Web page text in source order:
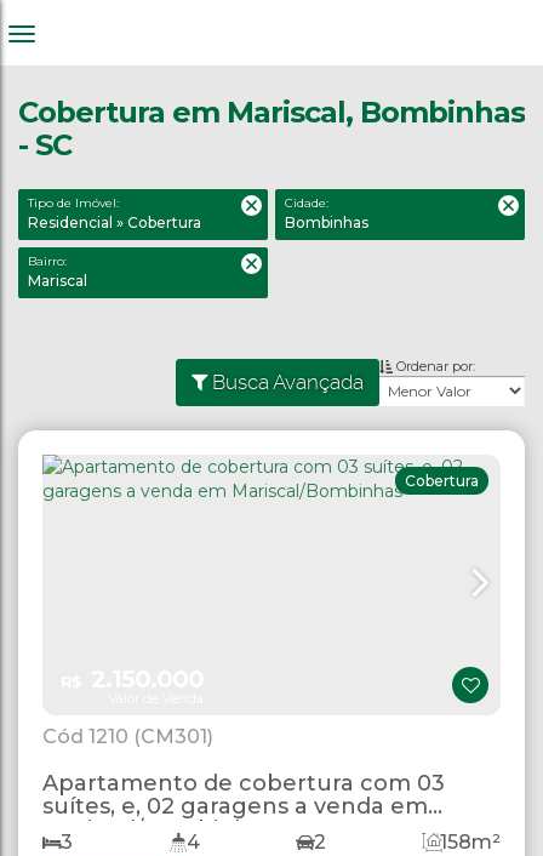
Cobertura em Mariscal, Bombinhas
- SC
Tipo de Imóvel:
Residencial » Cobertura
Cidade:
Bombinhas
Bairro:
Mariscal
Busca Avançada
Ordenar por:
1210 (CM301)
Cobertura
Apartamento de cobertura com 03
suítes, e, 02 garagens a venda em
Mariscal/Bombinhas
3 4 158m²
2